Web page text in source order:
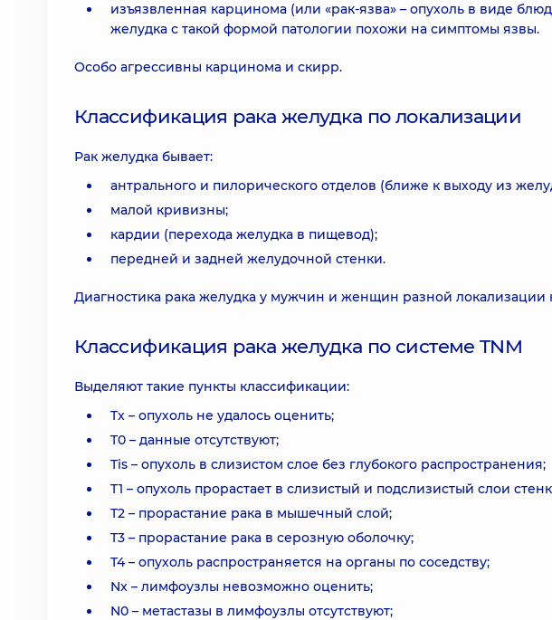
изъязвленная карцинома (или «рак-язва» – опухоль в виде
желудка с такой формой патологии похожи на симптомы язвы.
Особо агрессивны карцинома и скирр.
Классификация рака желудка по локализации
Рак желудка бывает:
антрального и пилорического отделов (ближе к выходу из
малой кривизны;
кардии (перехода желудка в пищевод);
передней и задней желудочной стенки.
Диагностика рака желудка у мужчин и женщин разной локализации
Классификация рака желудка по системе TNM
Выделяют такие пункты класcификации:
Tx – опухоль не удалось оценить;
T0 – данные отсутствуют;
Tis – опухоль в слизистом слое без глубокого распространения;
T1 – опухоль прорастает в слизистый и подслизистый слои
T2 – прорастание рака в мышечный слой;
T3 – прорастание рака в серозную оболочку;
T4 – опухоль распространяется на органы по соседству;
Nx – лимфоузлы невозможно оценить;
N0 – метастазы в лимфоузлы отсутствуют;